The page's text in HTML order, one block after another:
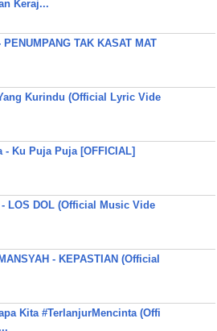
Keraj...
TAK KASAT MAT
Kurindu (Official Lyric Vide
- Ku Puja Puja [OFFICIAL]
- LOS DOL (Official Music Vide
- KEPASTIAN (Official
Kita #TerlanjurMencinta (Offi